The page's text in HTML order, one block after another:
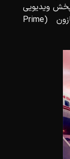
ویدیویی
قابل‌دسترس برای اعضای پرایم آمازون (Prime